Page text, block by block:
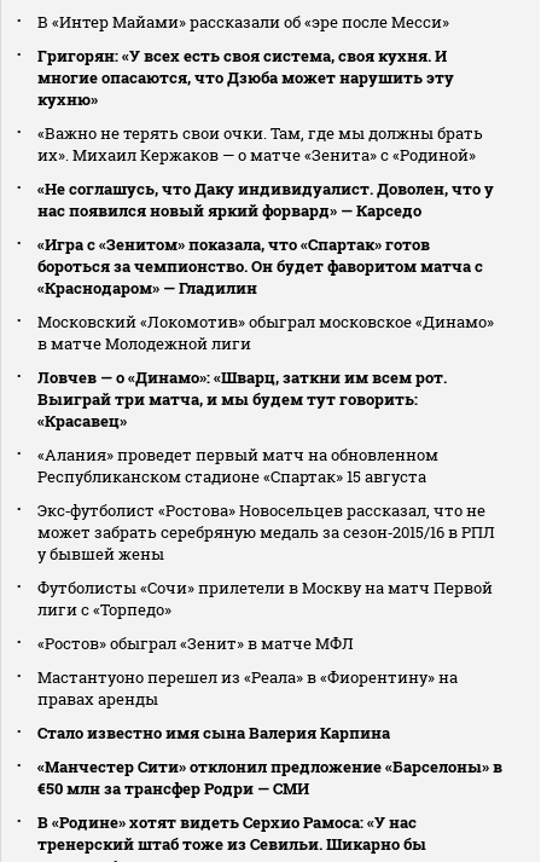
В «Интер Майами» рассказали об «эре после Месси»
Григорян: «У всех есть своя система, своя кухня. И
многие опасаются, что Дзюба может нарушить эту
кухню»
«Важно не терять свои очки. Там, где мы должны брать
их». Михаил Кержаков — о матче «Зенита» с «Родиной»
«Не соглашусь, что Даку индивидуалист. Доволен, что у
нас появился новый яркий форвард» — Карседо
«Игра с «Зенитом» показала, что «Спартак» готов
бороться за чемпионство. Он будет фаворитом матча с
«Краснодаром» — Гладилин
Московский «Локомотив» обыграл московское «Динамо»
в матче Молодежной лиги
Ловчев — о «Динамо»: «Шварц, заткни им всем рот.
Выиграй три матча, и мы будем тут говорить:
«Красавец»
«Алания» проведет первый матч на обновленном
Республиканском стадионе «Спартак» 15 августа
Экс‑футболист «Ростова» Новосельцев рассказал, что не
может забрать серебряную медаль за сезон‑2015/16 в РПЛ
у бывшей жены
Футболисты «Сочи» прилетели в Москву на матч Первой
лиги с «Торпедо»
«Ростов» обыграл «Зенит» в матче МФЛ
Мастантуоно перешел из «Реала» в «Фиорентину» на
правах аренды
Стало известно имя сына Валерия Карпина
«Манчестер Сити» отклонил предложение «Барселоны» в
€50 млн за трансфер Родри — СМИ
В «Родине» хотят видеть Серхио Рамоса: «У нас
тренерский штаб тоже из Севильи. Шикарно бы